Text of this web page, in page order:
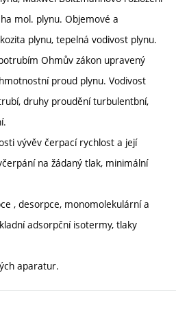
mol. plynu. Objemové a
plynu, tepelná vodivost plynu.
Ohmův zákon upravený
proud plynu. Vodivost
druhy proudění turbulentbní,
vývěv čerpací rychlost a její
na žádaný tlak, minimální
, desorpce, monomolekulární a
adsorpční isotermy, tlaky
aparatur.